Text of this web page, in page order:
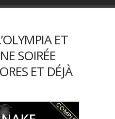
ET
SOIRÉE
ET DÉJÀ